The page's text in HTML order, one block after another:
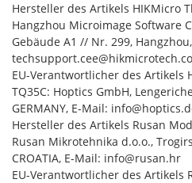
Hersteller des Artikels HIKMicro
Hangzhou Microimage Software
Gebäude A1 // Nr. 299,
EU-Verantwortlicher des Artikels
TQ35C: Hoptics GmbH,
GERMANY, E-Mail:
Hersteller des Artikels Rusan
Rusan Mikrotehnika d.o.o.,
CROATIA, E-Mail: info@rusan.hr
EU-Verantwortlicher des Artikels